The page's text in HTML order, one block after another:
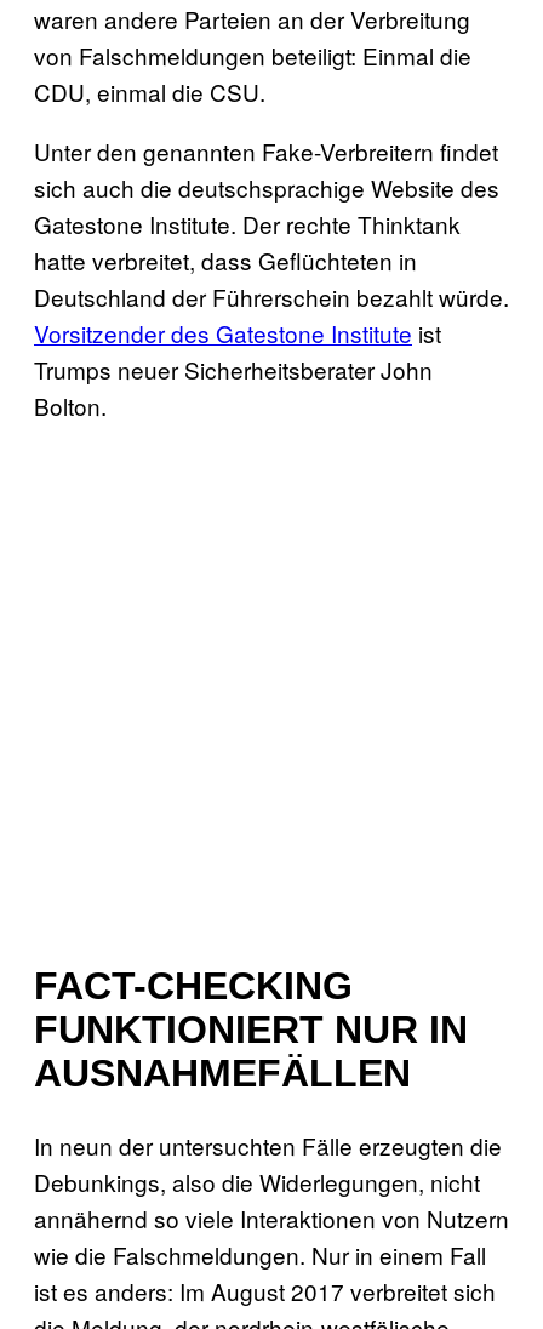
waren andere Parteien an der Verbreitung
von Falschmeldungen beteiligt: Einmal die
CDU, einmal die CSU.
Unter den genannten Fake-Verbreitern findet
sich auch die deutschsprachige Website des
Gatestone Institute. Der rechte Thinktank
hatte verbreitet, dass Geflüchteten in
Deutschland der Führerschein bezahlt würde.
Vorsitzender des Gatestone Institute ist
Trumps neuer Sicherheitsberater John
Bolton.
FACT-CHECKING
FUNKTIONIERT NUR IN
AUSNAHMEFÄLLEN
In neun der untersuchten Fälle erzeugten die
Debunkings, also die Widerlegungen, nicht
annähernd so viele Interaktionen von Nutzern
wie die Falschmeldungen. Nur in einem Fall
ist es anders: Im August 2017 verbreitet sich